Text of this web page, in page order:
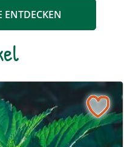
ENTDECKEN
Perle im Garten